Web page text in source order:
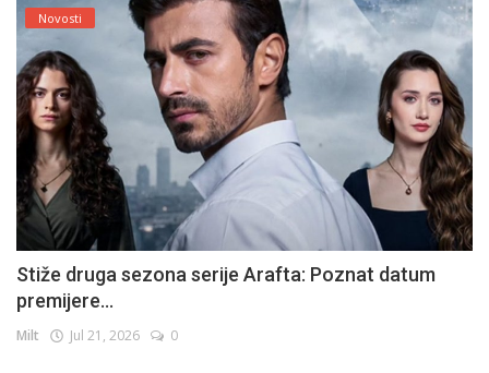
Novosti
Stiže druga sezona serije Arafta: Poznat datum
premijere...
Milt Jul 21, 2026 0